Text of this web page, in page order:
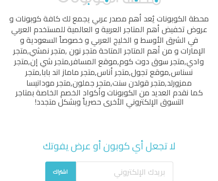
محطة الكوبوناتيُعد أهم مصدر عربي يجمع لك كافة كوبونات و
عروض تخفيض أهم المتاجر العربية و العالمية للمستخدم العربي
في الشرق الأوسط و الخليج العربي و خصوصاً السعودية و
الإمارات و من أهم المتاجر المتاحةمتجر نون,متجر نمشي,متجر
وادي,متجر سوق دوت كوم,موقع المسافر,متجر شي إن,متجر
نسناس,موقع تجول,متجر أناس,متجر ماماز اند بابا,متجر
ممزورلد,متجر قولدن سنت,متجر جملون,متجر مودانيسا
كما نقدم العديد من الكوبونات وأكواد الخصم الخاصة بمتاجر
التسوق الإلكتروني الأخرى حصرياً وبشكل متجدد!
لا تجعل أي كوبون أو عرض يفوتك
اشتراك